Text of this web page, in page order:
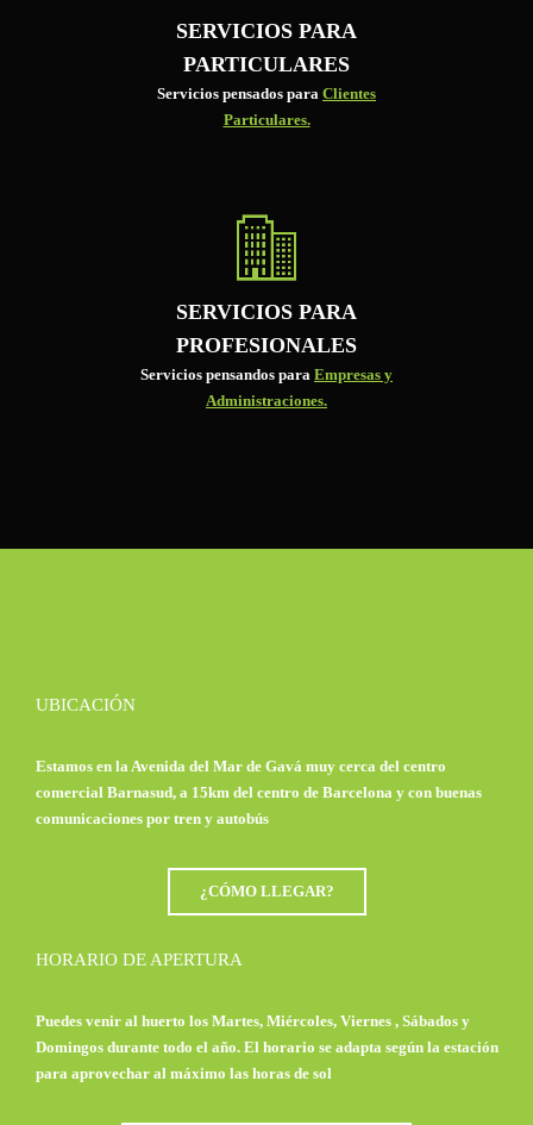
SERVICIOS PARA
PARTICULARES
Servicios pensados para Clientes
Particulares.
SERVICIOS PARA
PROFESIONALES
Servicios pensandos para Empresas y
Administraciones.
UBICACIÓN
Estamos en la Avenida del Mar de Gavá muy cerca del centro
comercial Barnasud, a 15km del centro de Barcelona y con buenas
comunicaciones por tren y autobús
¿CÓMO LLEGAR?
HORARIO DE APERTURA
Puedes venir al huerto los Martes, Miércoles, Viernes , Sábados y
Domingos durante todo el año. El horario se adapta según la estación
para aprovechar al máximo las horas de sol